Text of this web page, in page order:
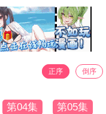
正序 倒序
第04集 第05集